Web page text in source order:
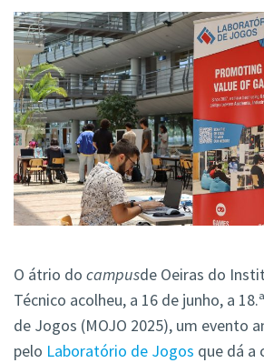
O átrio do campusde Oeiras do
Técnico acolheu, a 16 de junho, a
de Jogos (MOJO 2025), um evento
pelo Laboratório de Jogos que dá a